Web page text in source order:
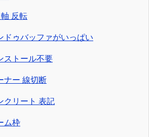
反転
ドゥバッファがいっぱい
ストール不要
ナー 線切断
クリート 表記
ム枠